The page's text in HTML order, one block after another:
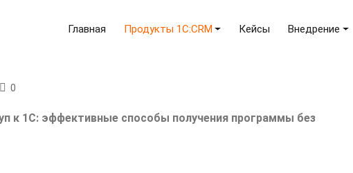
Главная Продукты 1C:CRM Кейсы Внедрение
0
к 1С: эффективные способы получения программы без